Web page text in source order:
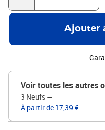
Ajouter
Voir toutes les autres
3 Neufs —
À partir de 17,39 €